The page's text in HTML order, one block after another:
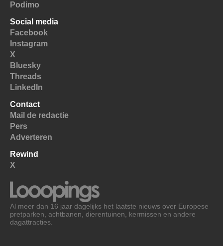
Podimo
Social media
Facebook
Instagram
X
Bluesky
Threads
LinkedIn
Contact
Mail de redactie
Pers
Adverteren
Rewind
X
Al meer dan 16 jaar dagelijks het laatste nieuws over Europese
pretparken, achtbanen, dierentuinen, kermissen en andere
dagattracties.